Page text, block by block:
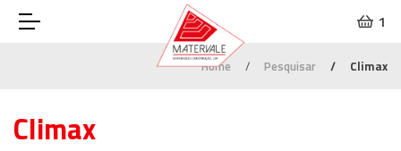
1
Home Pesquisar Climax
Climax